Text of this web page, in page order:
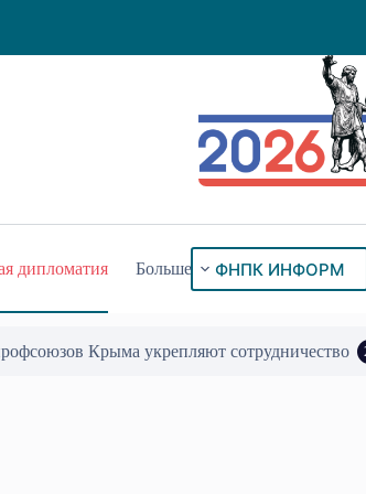
дипломатия Больше ФНПК ИНФОРМ
служение» 17 Июл 2026